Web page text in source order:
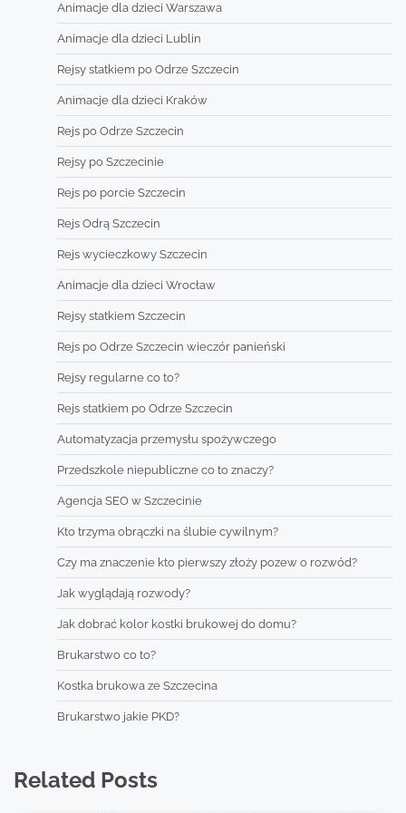
Animacje dla dzieci Warszawa
Animacje dla dzieci Lublin
Rejsy statkiem po Odrze Szczecin
Animacje dla dzieci Kraków
Rejs po Odrze Szczecin
Rejsy po Szczecinie
Rejs po porcie Szczecin
Rejs Odrą Szczecin
Rejs wycieczkowy Szczecin
Animacje dla dzieci Wrocław
Rejsy statkiem Szczecin
Rejs po Odrze Szczecin wieczór panieński
Rejsy regularne co to?
Rejs statkiem po Odrze Szczecin
Automatyzacja przemysłu spożywczego
Przedszkole niepubliczne co to znaczy?
Agencja SEO w Szczecinie
Kto trzyma obrączki na ślubie cywilnym?
Czy ma znaczenie kto pierwszy złoży pozew o rozwód?
Jak wyglądają rozwody?
Jak dobrać kolor kostki brukowej do domu?
Brukarstwo co to?
Kostka brukowa ze Szczecina
Brukarstwo jakie PKD?
Related Posts